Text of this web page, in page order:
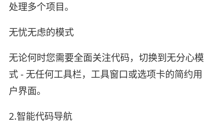
处理多个项目。
无忧无虑的模式
无论何时您需要全面关注代码，切换到无分心模
式 - 无任何工具栏，工具窗口或选项卡的简约用
户界面。
2.智能代码导航